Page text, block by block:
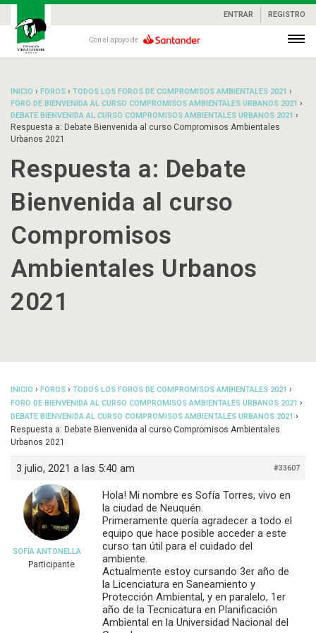
ENTRAR REGISTRO
Con el apoyo de
INICIO › FOROS › TODOS LOS FOROS DE COMPROMISOS AMBIENTALES 2021 ›
FORO DE BIENVENIDA AL CURSO COMPROMISOS AMBIENTALES URBANOS 2021 ›
DEBATE BIENVENIDA AL CURSO COMPROMISOS AMBIENTALES URBANOS 2021 ›
Respuesta a: Debate Bienvenida al curso Compromisos Ambientales
Urbanos 2021
Respuesta a: Debate
Bienvenida al curso
Compromisos
Ambientales Urbanos
2021
INICIO › FOROS › TODOS LOS FOROS DE COMPROMISOS AMBIENTALES 2021 ›
FORO DE BIENVENIDA AL CURSO COMPROMISOS AMBIENTALES URBANOS 2021 ›
DEBATE BIENVENIDA AL CURSO COMPROMISOS AMBIENTALES URBANOS 2021 ›
Respuesta a: Debate Bienvenida al curso Compromisos Ambientales
Urbanos 2021
3 julio, 2021 a las 5:40 am #33607
SOFÍA ANTONELLA
Participante
Hola! Mi nombre es Sofía Torres, vivo en
la ciudad de Neuquén.
Primeramente quería agradecer a todo el
equipo que hace posible acceder a este
curso tan útil para el cuidado del
ambiente.
Actualmente estoy cursando 3er año de
la Licenciatura en Saneamiento y
Protección Ambiental, y en paralelo, 1er
año de la Tecnicatura en Planificación
Ambiental en la Universidad Nacional del